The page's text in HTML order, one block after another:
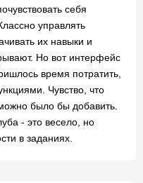
себя
управлять
их навыки и
Но вот интерфейс
время потратить,
Чувство, что
было бы добавить.
- это весело, но
в заданиях.